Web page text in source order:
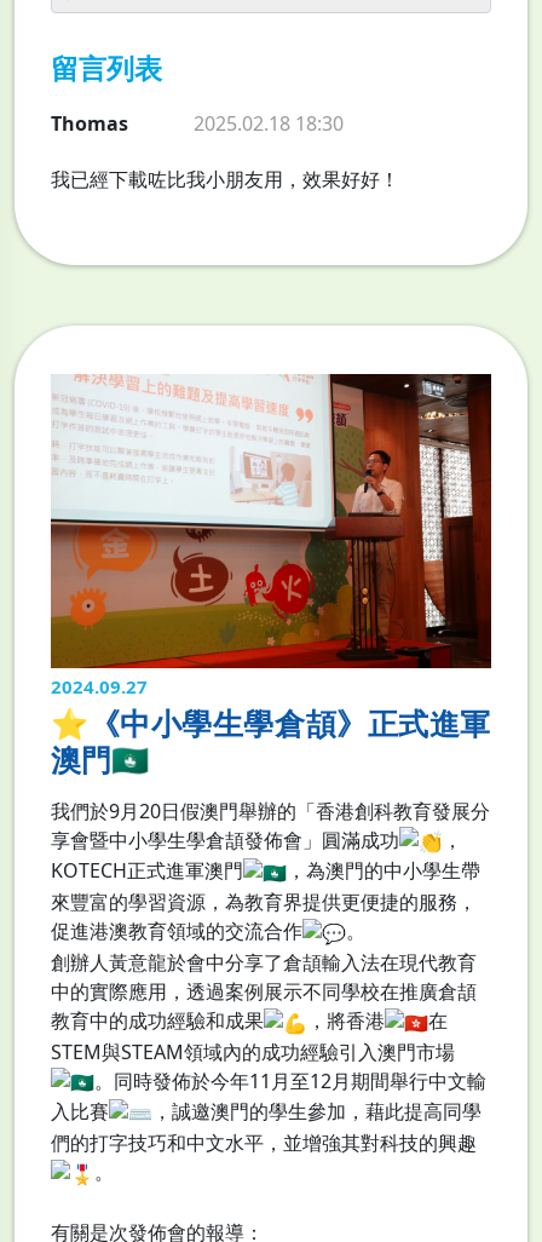
留言列表
Thomas 2025.02.18 18:30
我已經下載咗比我小朋友用，效果好好！
2024.09.27
⭐️《中小學生學倉頡》正式進軍
澳門🇲🇴
我們於9月20日假澳門舉辦的「香港創科教育發展分
享會暨中小學生學倉頡發佈會」圓滿成功
，
KOTECH正式進軍澳門
，為澳門的中小學生帶
來豐富的學習資源，為教育界提供更便捷的服務，
促進港澳教育領域的交流合作
。
創辦人黃意龍於會中分享了倉頡輸入法在現代教育
中的實際應用，透過案例展示不同學校在推廣倉頡
教育中的成功經驗和成果
，將香港
在
STEM與STEAM領域內的成功經驗引入澳門市場
。同時發佈於今年11月至12月期間舉行中文輸
入比賽
，誠邀澳門的學生參加，藉此提高同學
們的打字技巧和中文水平，並增強其對科技的興趣
。
有關是次發佈會的報導：